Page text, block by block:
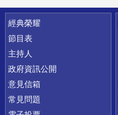
快速連結
經典榮耀
節目表
主持人
政府資訊公開
意見信箱
常見問題